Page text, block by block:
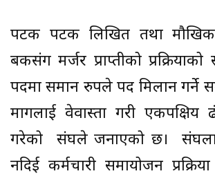
पटक पटक लिखित तथा
बैंकसंग मर्जर प्राप्तीको प्रक्रियाको
पदमा समान रुपले पद मिलान गर्ने
मागलाई वेवास्ता गरी एकपक्षिय
गरेको संघले जनाएको छ।
नदिई कर्मचारी समायोजन